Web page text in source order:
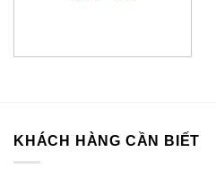
KHÁCH HÀNG CẦN BIẾT